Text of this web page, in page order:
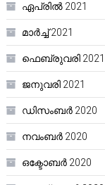
ഏപ്രിൽ 2021
മാർച്ച്‌ 2021
ഫെബ്രുവരി 2021
ജനുവരി 2021
ഡിസംബർ 2020
നവംബർ 2020
ഒക്ടോബർ 2020